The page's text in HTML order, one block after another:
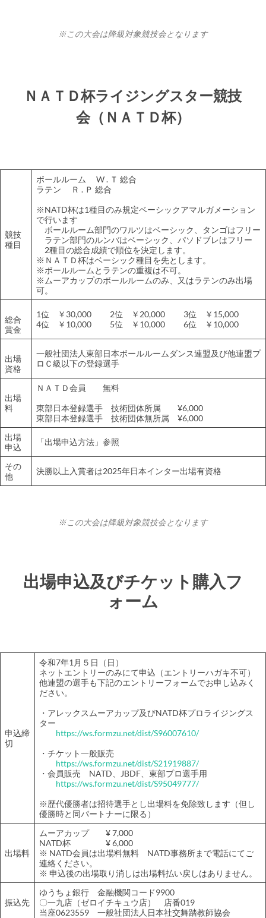
※この大会は降級対象競技会となります
ＮＡＴＤ杯ライジングスター競技
会（ＮＡＴＤ杯）
競技
種目
ボールルーム W . Ｔ 総合
ラテン Ｒ . Ｐ 総合
※NATD杯は1種目のみ規定ベーシックアマルガメーション
で行います
ボールルーム部門のワルツはベーシック、タンゴはフリー
ラテン部門のルンバはベーシック、パソドブレはフリー
2種目の総合成績で順位を決定します。
※ＮＡＴＤ杯はベーシック種目を先とします。
※ボールルームとラテンの重複は不可。
※ムーアカップのボールルームのみ、又はラテンのみ出場
可。
総合
賞金
1位 ￥30,000 2位 ￥20,000 3位 ￥15,000
4位 ￥10,000 5位 ￥10,000 6位 ￥10,000
出場
資格
一般社団法人東部日本ボールルームダンス連盟及び他連盟プ
ロＣ級以下の登録選手
出場
料
ＮＡＴＤ会員 無料
東部日本登録選手 技術団体所属 ¥6,000
東部日本登録選手 技術団体無所属 ¥6,000
出場
申込
「出場申込方法」参照
その
他
決勝以上入賞者は2025年日本インター出場有資格
※この大会は降級対象競技会となります
出場申込及びチケット購入フ
ォーム
申込締
切
令和7年1月５日（日）
ネットエントリーのみにて申込（エントリーハガキ不可）
他連盟の選手も下記のエントリーフォームでお申し込みく
ださい。
・アレックスムーアカップ及びNATD杯プロライジングス
ター
https://ws.formzu.net/dist/S96007610/
・チケット一般販売
https://ws.formzu.net/dist/S21919887/
・会員販売 NATD、JBDF、東部プロ選手用
https://ws.formzu.net/dist/S95049777/
※歴代優勝者は招待選手とし出場料を免除致します（但し
優勝時と同パートナーに限る）
出場料
ムーアカップ ¥ 7,000
NATD杯 ¥ 6,000
※ NATD会員は出場料無料 NATD事務所まで電話にてご
連絡ください。
※ 申込後の出場取り消しは出場料払い戻しはありません。
振込先
ゆうちょ銀行 金融機関コード9900
〇一九店（ゼロイチキュウ店） 店番019
当座0623559 一般社団法人日本社交舞踏教師協会